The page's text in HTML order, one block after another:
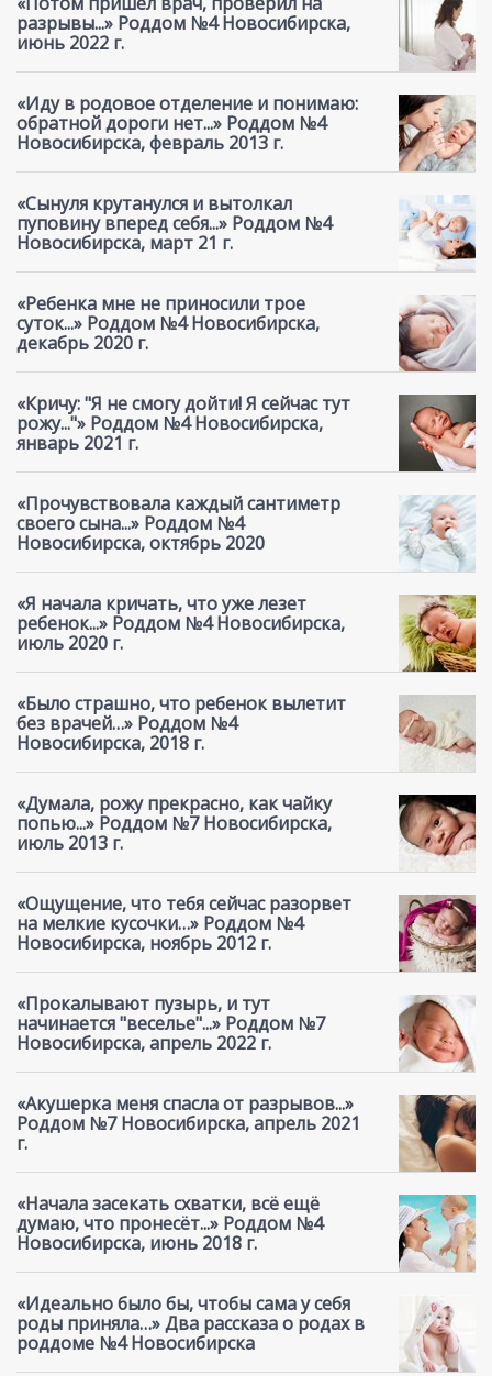
разрывы...» Роддом №4 Новосибирска,
июнь 2022 г.
«Иду в родовое отделение и понимаю:
обратной дороги нет...» Роддом №4
Новосибирска, февраль 2013 г.
«Сынуля крутанулся и вытолкал
пуповину вперед себя...» Роддом №4
Новосибирска, март 21 г.
«Ребенка мне не приносили трое
суток...» Роддом №4 Новосибирска,
декабрь 2020 г.
«Кричу: "Я не смогу дойти! Я сейчас тут
рожу..."» Роддом №4 Новосибирска,
январь 2021 г.
«Прочувствовала каждый сантиметр
своего сына...» Роддом №4
Новосибирска, октябрь 2020
«Я начала кричать, что уже лезет
ребенок...» Роддом №4 Новосибирска,
июль 2020 г.
«Было страшно, что ребенок вылетит
без врачей…» Роддом №4
Новосибирска, 2018 г.
«Думала, рожу прекрасно, как чайку
попью...» Роддом №7 Новосибирска,
июль 2013 г.
«Ощущение, что тебя сейчас разорвет
на мелкие кусочки…» Роддом №4
Новосибирска, ноябрь 2012 г.
«Прокалывают пузырь, и тут
начинается "веселье"...» Роддом №7
Новосибирска, апрель 2022 г.
«Акушерка меня спасла от разрывов...»
Роддом №7 Новосибирска, апрель 2021
г.
«Начала засекать схватки, всё ещё
думаю, что пронесёт...» Роддом №4
Новосибирска, июнь 2018 г.
«Идеально было бы, чтобы сама у себя
роды приняла…» Два рассказа о родах в
роддоме №4 Новосибирска